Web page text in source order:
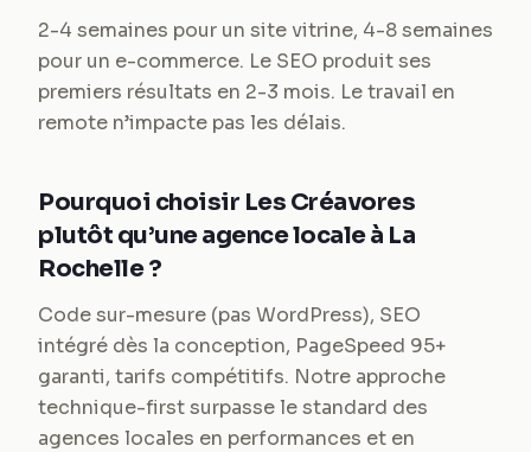
2-4 semaines pour un site vitrine, 4-8 semaines
pour un e-commerce. Le SEO produit ses
premiers résultats en 2-3 mois. Le travail en
remote n’impacte pas les délais.
Pourquoi choisir Les Créavores
plutôt qu’une agence locale à La
Rochelle ?
Code sur-mesure (pas WordPress), SEO
intégré dès la conception, PageSpeed 95+
garanti, tarifs compétitifs. Notre approche
technique-first surpasse le standard des
agences locales en performances et en